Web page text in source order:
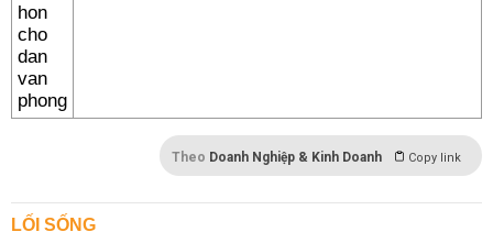
Theo Doanh Nghiệp & Kinh Doanh Copy link
LỐI SỐNG